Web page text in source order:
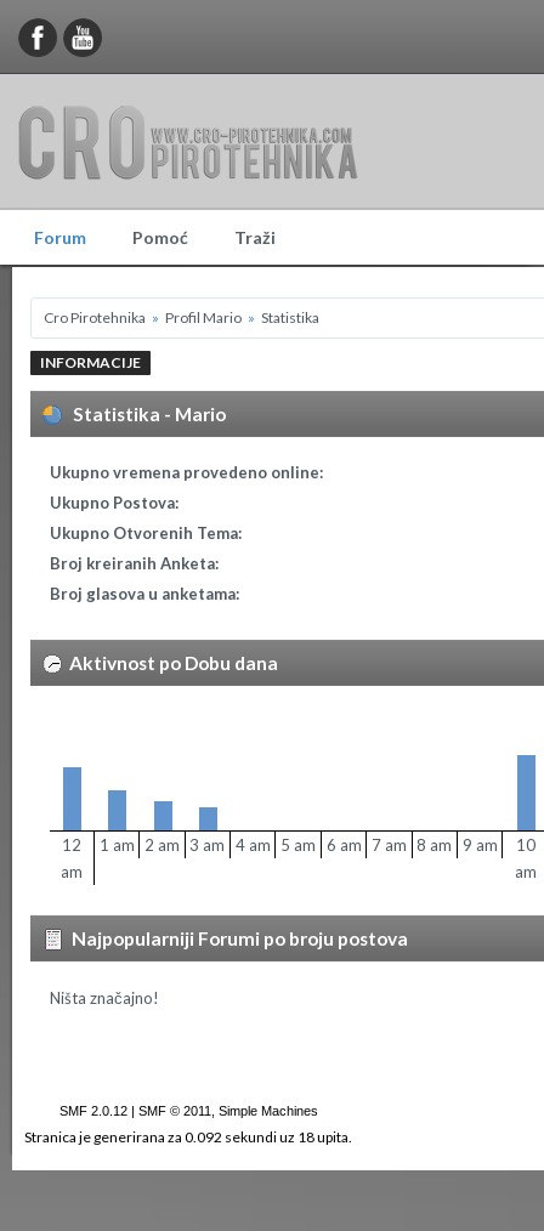
Forum Pomoć Traži
Cro Pirotehnika » Profil Mario » Statistika
INFORMACIJE
Statistika - Mario
Ukupno vremena provedeno online:
Ukupno Postova:
Ukupno Otvorenih Tema:
Broj kreiranih Anketa:
Broj glasova u anketama:
Aktivnost po Dobu dana
12
am
1 am 2 am 3 am 4 am 5 am 6 am 7 am 8 am 9 am
10
am
Najpopularniji Forumi po broju postova
Ništa značajno!
SMF 2.0.12| SMF © 2011 Simple Machines
Stranica je generirana za 0.092 sekundi uz 18 upita.